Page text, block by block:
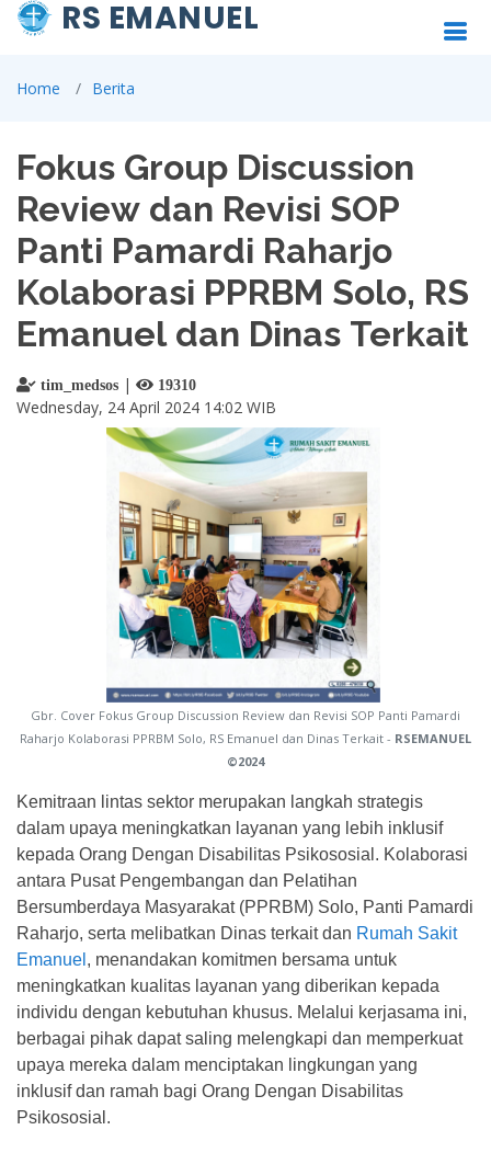
RS EMANUEL
Home Berita
Fokus Group Discussion
Review dan Revisi SOP
Panti Pamardi Raharjo
Kolaborasi PPRBM Solo, RS
Emanuel dan Dinas Terkait
tim_medsos | 19310
Wednesday, 24 April 2024 14:02 WIB
Gbr. Cover Fokus Group Discussion Review dan Revisi SOP Panti Pamardi
Raharjo Kolaborasi PPRBM Solo, RS Emanuel dan Dinas Terkait - RSEMANUEL
©2024
Kemitraan lintas sektor merupakan langkah strategis
dalam upaya meningkatkan layanan yang lebih inklusif
kepada Orang Dengan Disabilitas Psikososial. Kolaborasi
antara Pusat Pengembangan dan Pelatihan
Bersumberdaya Masyarakat (PPRBM) Solo, Panti Pamardi
Raharjo, serta melibatkan Dinas terkait dan Rumah Sakit
Emanuel , menandakan komitmen bersama untuk
meningkatkan kualitas layanan yang diberikan kepada
individu dengan kebutuhan khusus. Melalui kerjasama ini,
berbagai pihak dapat saling melengkapi dan memperkuat
upaya mereka dalam menciptakan lingkungan yang
inklusif dan ramah bagi Orang Dengan Disabilitas
Psikososial.